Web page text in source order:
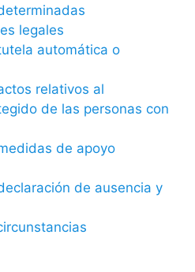
legales
automática o
relativos al
de las personas con
de apoyo
de ausencia y